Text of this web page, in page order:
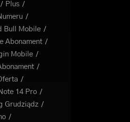
Plus
Bull Mobile
Abonament
Mobile
14 Pro
Grudziądz